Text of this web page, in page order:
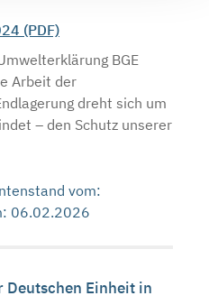
(PDF)
BGE
Arbeit der
dreht sich um
– den Schutz unserer
vom:
06.02.2026
Deutschen Einheit in